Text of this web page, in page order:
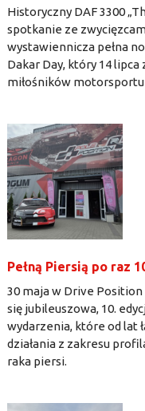
Historyczny DAF 3300
spotkanie ze
wystawiennicza pełna
Dakar Day, który 14
miłośników
Pełną Piersią po raz
30 maja w Drive Position
się jubileuszowa, 10.
wydarzenia, które od lat
działania z zakresu
raka piersi.